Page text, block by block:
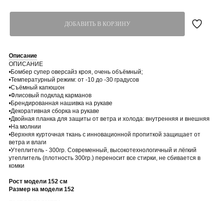
ДОБАВИТЬ В КОРЗИНУ
Описание
ОПИСАНИЕ
•Бомбер супер оверсайз кроя, очень объёмный;
•Температурный режим: от -10 до -30 градусов
•Съёмный капюшон
•Флисовый подклад карманов
•Брендированная нашивка на рукаве
•Декоративная сборка на рукаве
•Двойная планка для защиты от ветра и холода: внутренняя и внешняя
•На молнии
•Верхняя курточная ткань с инновационной пропиткой защищает от
ветра и влаги
•Утеплитель - 300гр. Современный, высокотехнологичный и лёгкий
утеплитель (плотность 300гр.) переносит все стирки, не сбивается в
комки
Рост модели 152 см
Размер на модели 152